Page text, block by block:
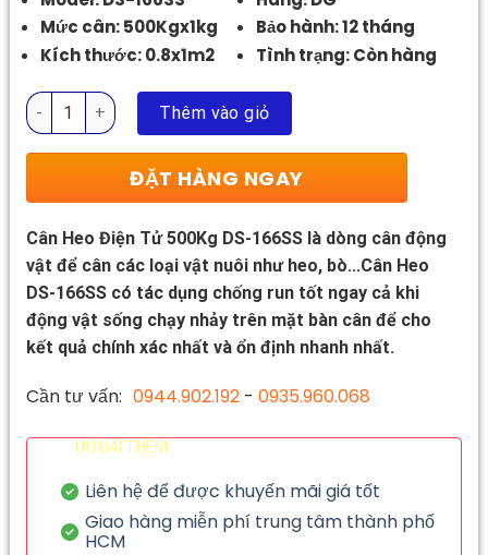
Mức cân: 500Kgx1kg
Kích thước: 0.8x1m2
Bảo hành: 12 tháng
Tình trạng: Còn hàng
Cân Heo Điện Tử 500Kg số lượng
Thêm vào giỏ
ĐẶT HÀNG NGAY
Cân Heo Điện Tử 500Kg DS-166SS là dòng cân động
vật để cân các loại vật nuôi như heo, bò...Cân Heo
DS-166SS có tác dụng chống run tốt ngay cả khi
động vật sống chạy nhảy trên mặt bàn cân để cho
kết quả chính xác nhất và ổn định nhanh nhất.
Cần tư vấn: 0944.902.192 - 0935.960.068
ƯU ĐÃI THÊM
Liên hệ để được khuyến mãi giá tốt
Giao hàng miễn phí trung tâm thành phố
HCM